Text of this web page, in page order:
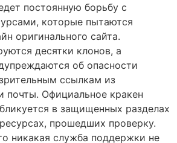
постоянную борьбу с
которые пытаются
оригинального сайта.
десятки клонов, а
об опасности
ссылкам из
почты. Официальное кракен
в защищенных разделах
прошедших проверку.
никакая служба поддержки не